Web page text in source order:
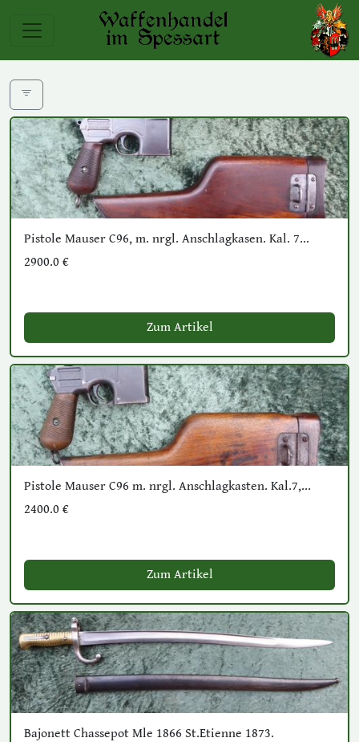
Pistole Mauser C96, m. nrgl. Anschlagkasen. Kal. 7...
2900.0 €
Zum Artikel
Pistole Mauser C96 m. nrgl. Anschlagkasten. Kal.7,...
2400.0 €
Zum Artikel
Bajonett Chassepot Mle 1866 St.Etienne 1873.